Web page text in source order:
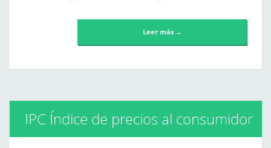
Leer más →
IPC Índice de precios al consumidor